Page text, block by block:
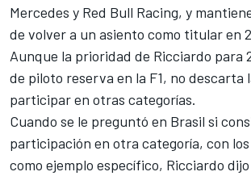
Mercedes y Red Bull Racing, y
de volver a un asiento como titular en
Aunque la prioridad de Ricciardo para
de piloto reserva en la F1, no descarta
participar en otras categorías.
Cuando se le preguntó en Brasil si
participación en otra categoría, con
como ejemplo específico, Ricciardo